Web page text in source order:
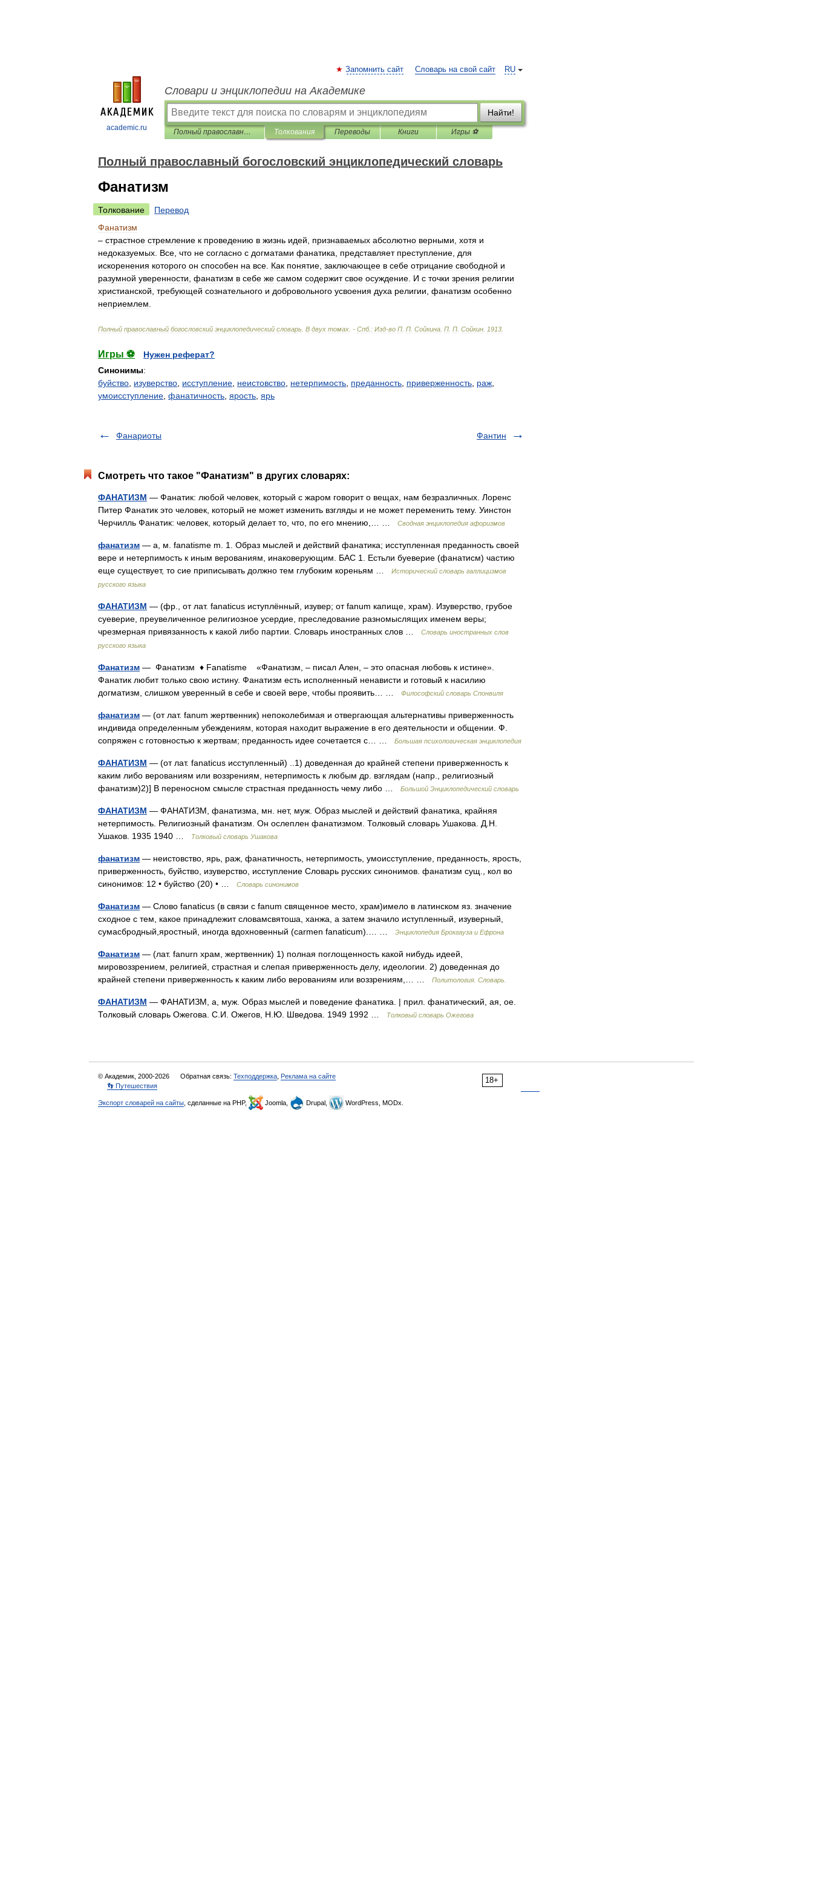
academic.ru
RU
Запомнить сайт Словарь на свой сайт
Словари и энциклопедии на Академике
Найти!
Полный православный богословский энциклопедический словарь Толкования Переводы Книги Игры ⚽
Полный православный богословский энциклопедический словарь
Фанатизм
Толкование
Перевод
Фанатизм
– страстное стремление к проведению в жизнь идей признаваемых абсолютно верными хотя и
недоказуемых Все что не согласно с догматами фанатика представляет преступление для
искоренения которого он способен на все Как понятие заключающее в себе отрицание свободной и
разумной уверенности фанатизм в себе же самом содержит свое осуждение И с точки зрения религии
христианской требующей сознательного и добровольного усвоения духа религии фанатизм особенно
неприемлем
Полный православный богословский энциклопедический словарь В двух томах . - Спб. : Изд-во П П Сойкина П П Сойкин 1913
Игры ⚽
Нужен реферат?
Синонимы:
буйство изуверство исступление неистовство нетерпимость преданность приверженность раж
умоисступление фанатичность ярость ярь
Фанариоты Фантин
Смотреть что такое "Фанатизм" в других словарях:
ФАНАТИЗМ — Фанатик: любой человек, который с жаром говорит о вещах, нам безразличных. Лоренс
Питер Фанатик это человек, который не может изменить взгляды и не может переменить тему. Уинстон
Черчилль Фанатик: человек, который делает то, что, по его мнению,… …
Сводная энциклопедия афоризмов
фанатизм — а, м. fanatisme m. 1. Образ мыслей и действий фанатика; исступленная преданность своей
вере и нетерпимость к иным верованиям, инаковерующим. БАС 1. Естьли буеверие (фанатисм) частию
еще существует, то сие приписывать должно тем глубоким кореньям …
Исторический словарь галлицизмов
русского языка
ФАНАТИЗМ — (фр., от лат. fanaticus иступлённый, изувер; от fanum капище, храм). Изуверство, грубое
суеверие, преувеличенное религиозное усердие, преследование разномыслящих именем веры;
чрезмерная привязанность к какой либо партии. Словарь иностранных слов …
Словарь иностранных слов
русского языка
Фанатизм — Фанатизм ♦ Fanatisme «Фанатизм, – писал Ален, – это опасная любовь к истине».
Фанатик любит только свою истину. Фанатизм есть исполненный ненависти и готовый к насилию
догматизм, слишком уверенный в себе и своей вере, чтобы проявить… …
Философский словарь Спонвиля
фанатизм — (от лат. fanum жертвенник) непоколебимая и отвергающая альтернативы приверженность
индивида определенным убеждениям, которая находит выражение в его деятельности и общении. Ф.
сопряжен с готовностью к жертвам; преданность идее сочетается с… …
Большая психологическая энциклопедия
ФАНАТИЗМ — (от лат. fanaticus исступленный) ..1) доведенная до крайней степени приверженность к
каким либо верованиям или воззрениям, нетерпимость к любым др. взглядам (напр., религиозный
фанатизм)2)] В переносном смысле страстная преданность чему либо …
Большой Энциклопедический словарь
ФАНАТИЗМ — ФАНАТИЗМ, фанатизма, мн. нет, муж. Образ мыслей и действий фанатика, крайняя
нетерпимость. Религиозный фанатизм. Он ослеплен фанатизмом. Толковый словарь Ушакова. Д.Н.
Ушаков. 1935 1940 …
Толковый словарь Ушакова
фанатизм — неистовство, ярь, раж, фанатичность, нетерпимость, умоисступление, преданность, ярость,
приверженность, буйство, изуверство, исступление Словарь русских синонимов. фанатизм сущ., кол во
синонимов: 12 • буйство (20) • …
Словарь синонимов
Фанатизм — Слово fanaticus (в связи с fanum священное место, храм)имело в латинском яз. значение
сходное с тем, какое принадлежит словамсвятоша, ханжа, а затем значило иступленный, изуверный,
сумасбродный,яростный, иногда вдохновенный (carmen fanaticum).… …
Энциклопедия Брокгауза и Ефрона
Фанатизм — (лат. fanurn храм, жертвенник) 1) полная поглощенность какой нибудь идеей,
мировоззрением, религией, страстная и слепая приверженность делу, идеологии. 2) доведенная до
крайней степени приверженность к каким либо верованиям или воззрениям,… …
Политология. Словарь.
ФАНАТИЗМ — ФАНАТИЗМ, а, муж. Образ мыслей и поведение фанатика. | прил. фанатический, ая, ое.
Толковый словарь Ожегова. С.И. Ожегов, Н.Ю. Шведова. 1949 1992 …
Толковый словарь Ожегова
18+
© Академик, 2000-2026 Обратная связь: Техподдержка Реклама на сайте
👣 Путешествия
Экспорт словарей на сайты , сделанные на PHP, Joomla, Drupal, WordPress, MODx.